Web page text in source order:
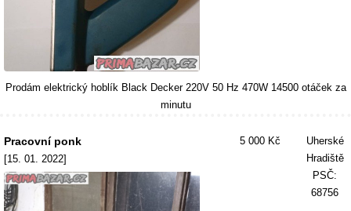
Prodám elektrický hoblík Black Decker 220V 50 Hz 470W 14500 otáček za
minutu
Pracovní ponk
[15. 01. 2022]
5 000 Kč
Uherské
Hradiště
PSČ:
68756